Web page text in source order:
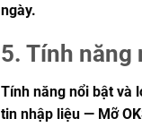
ngày.
5. Tính năng
Tính năng nổi bật và
tin nhập liệu — Mỡ